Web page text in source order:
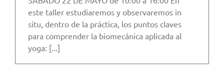
este taller estudiaremos y observaremos in
situ, dentro de la práctica, los puntos claves
para comprender la biomecánica aplicada al
yoga: [...]